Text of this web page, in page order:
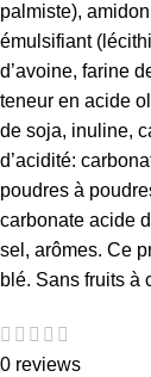
palmiste),
émulsifiant
d’avoine, farine
teneur en acide
de soja, inuline,
d’acidité:
poudres à
carbonate acide
sel, arômes. Ce
blé. Sans fruits à
0 reviews